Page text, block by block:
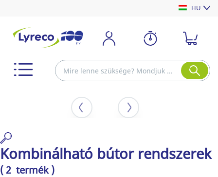
HU
Kombinálható bútor rendszerek
( 2 termék )